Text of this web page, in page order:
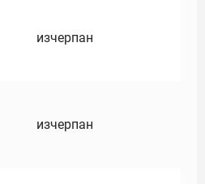
изчерпан
изчерпан